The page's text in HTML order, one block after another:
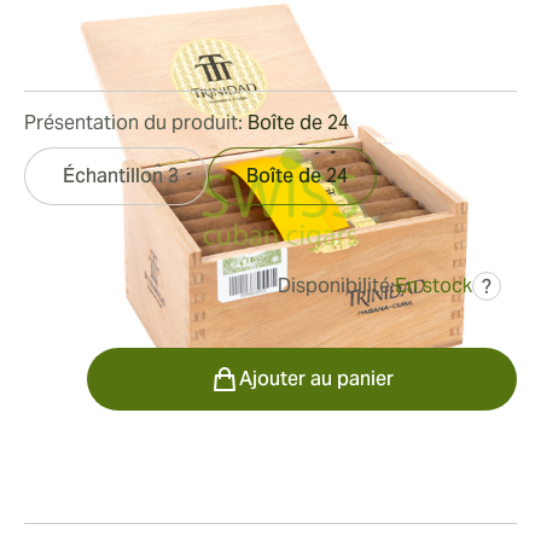
Bague de jauge:44 Longueur:
Commentaires
était 654,05 €
Disponibilité:En stock ?
Présentation du produit: Boîte de 24
Échantillon 3 Boîte de 24
Ajouter au panier